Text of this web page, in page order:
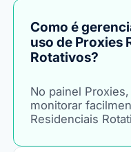
Como é
uso de Proxies
Rotativos?
No painel
monitorar
Residenciais